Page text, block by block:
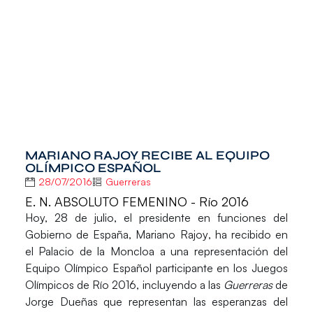
MARIANO RAJOY RECIBE AL EQUIPO
OLÍMPICO ESPAÑOL
28/07/2016 Guerreras
E. N. ABSOLUTO FEMENINO - Río 2016
Hoy, 28 de julio, el presidente en funciones del
Gobierno de España, Mariano Rajoy, ha recibido en
el Palacio de la Moncloa a una representación del
Equipo Olímpico Español participante en los Juegos
Olímpicos de Río 2016, incluyendo a las Guerrerasde
Jorge Dueñas que representan las esperanzas del